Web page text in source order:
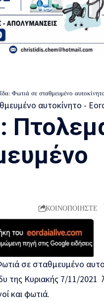
Φωτιά σε σταθμευμένο αυτοκίνητο
ΚΟΙΝΟΠΟΙΗΣΤΕ
σε σταθμευμένο
της Κυριακής 7/11/2021
και φωτιά.